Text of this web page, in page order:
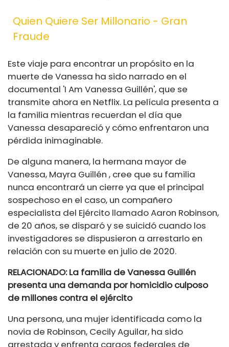
Quien Quiere Ser Millonario - Gran
Fraude
Este viaje para encontrar un propósito en la
muerte de Vanessa ha sido narrado en el
documental 'I Am Vanessa Guillén', que se
transmite ahora en Netflix. La película presenta a
la familia mientras recuerdan el día que
Vanessa desapareció y cómo enfrentaron una
pérdida inimaginable.
De alguna manera, la hermana mayor de
Vanessa, Mayra Guillén , cree que su familia
nunca encontrará un cierre ya que el principal
sospechoso en el caso, un compañero
especialista del Ejército llamado Aaron Robinson,
de 20 años, se disparó y se suicidó cuando los
investigadores se dispusieron a arrestarlo en
relación con su muerte en julio de 2020.
RELACIONADO: La familia de Vanessa Guillén
presenta una demanda por homicidio culposo
de millones contra el ejército
Una persona, una mujer identificada como la
novia de Robinson, Cecily Aguilar, ha sido
arrestada y enfrenta cargos federales de